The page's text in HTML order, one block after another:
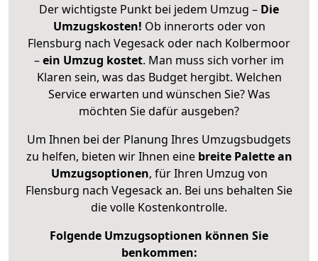
Der wichtigste Punkt bei jedem Umzug – Die
Umzugskosten! Ob innerorts oder von
Flensburg nach Vegesack oder nach Kolbermoor
–ein Umzug kostet. Man muss sich vorher im
Klaren sein, was das Budget hergibt. Welchen
Service erwarten und wünschen Sie? Was
möchten Sie dafür ausgeben?
Um Ihnen bei der Planung Ihres Umzugsbudgets
zu helfen, bieten wir Ihnen eine breite Palette an
Umzugsoptionen, für Ihren Umzug von
Flensburg nach Vegesack an. Bei uns behalten Sie
die volle Kostenkontrolle.
Folgende Umzugsoptionen können Sie
benkommen: